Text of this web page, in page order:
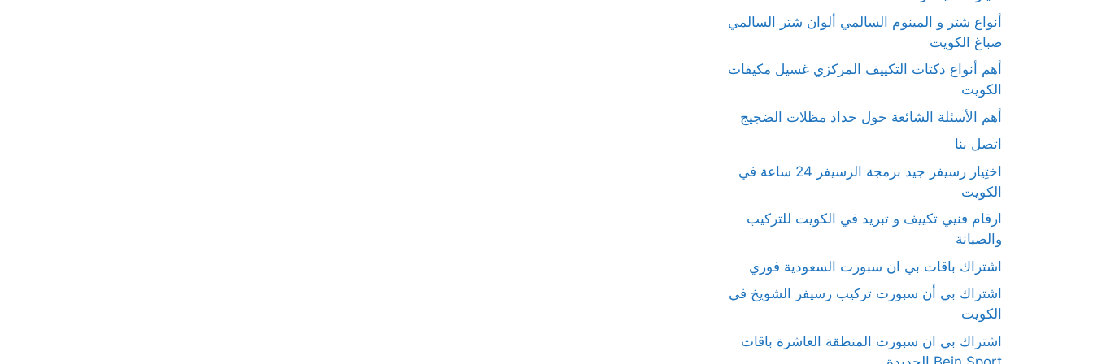
أنواع شتر و المينوم السالمي ألوان شتر السالمي
صباغ الكويت
أهم أنواع دكتات التكييف المركزي غسيل مكيفات
الكويت
أهم الأسئلة الشائعة حول حداد مظلات الضجيج
اتصل بنا
اختِيار رسيفر جيد برمجة الرسيفر 24 ساعة في
الكويت
ارقام فنيي تكييف و تبريد في الكويت للتركيب
والصيانة
اشتراك باقات بي ان سبورت السعودية فوري
اشتراك بي أن سبورت تركيب رسيفر الشويخ في
الكويت
اشتراك بي ان سبورت المنطقة العاشرة باقات